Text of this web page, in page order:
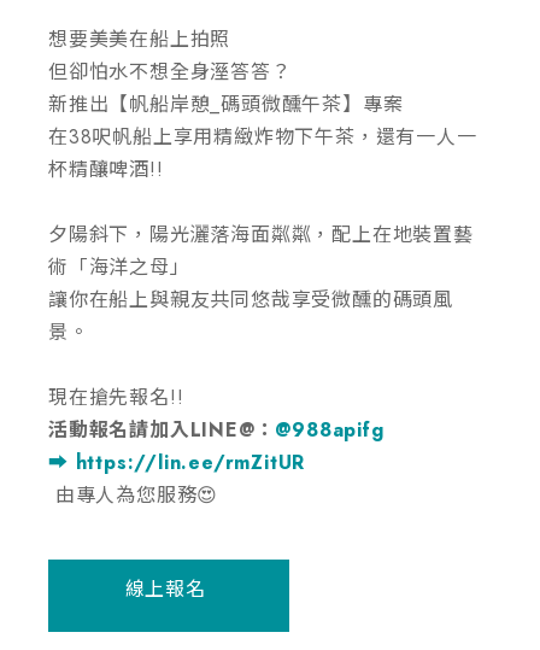
想要美美在船上拍照
但卻怕水不想全身溼答答？
新推出【帆船岸憩_碼頭微醺午茶】專案
在38呎帆船上享用精緻炸物下午茶，還有一人一
杯精釀啤酒!!
夕陽斜下，陽光灑落海面粼粼，配上在地裝置藝
術「海洋之母」
讓你在船上與親友共同悠哉享受微醺的碼頭風
景。
現在搶先報名!!
活動報名請加入LINE@： @988apifg
➡️ https://lin.ee/rmZitUR
由專人為您服務😍
線上報名